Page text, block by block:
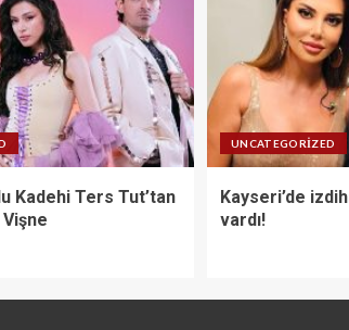
Kadehi Ters Tut’tan
UNCATEGORIZED
Kayseri’de
vardı!